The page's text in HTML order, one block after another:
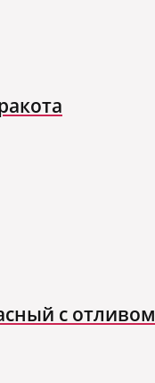
с отливом